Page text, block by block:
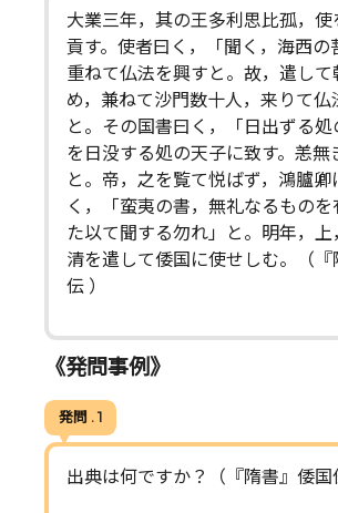
大業三年，其の王多利思比孤，使
貢す。使者曰く，「聞く，海西の
重ねて仏法を興すと。故，遣して
め，兼ねて沙門数十人，来りて仏
と。その国書曰く，「日出ずる処
を日没する処の天子に致す。恙無
と。帝，之を覧て悦ばず，鴻臚卿
く，「蛮夷の書，無礼なるもの
た以て聞する勿れ」と。明年，上
清を遣して倭国に使せしむ。（『
伝 ）
《発問事例》
発問 . 1
出典は何ですか？（『隋書』倭国